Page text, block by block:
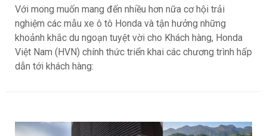
Với mong muốn mang đến nhiều hơn nữa cơ hội trải
nghiệm các mẫu xe ô tô Honda và tận hưởng những
khoảnh khắc du ngoạn tuyệt vời cho Khách hàng, Honda
Việt Nam (HVN) chính thức triển khai các chương trình hấp
dẫn tới khách hàng: